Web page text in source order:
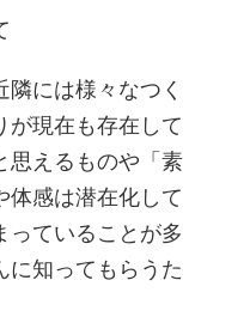
には様々なつく
が現在も存在して
思えるものや「素
体感は潜在化して
っていることが多
に知ってもらうた